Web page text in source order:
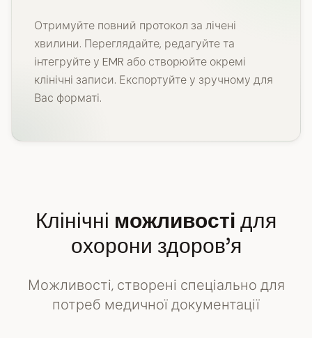
Отримуйте повний протокол за лічені
хвилини. Переглядайте, редагуйте та
інтегруйте у EMR або створюйте окремі
клінічні записи. Експортуйте у зручному для
Вас форматі.
Клінічні можливості для
охорони здоров’я
Можливості, створені спеціально для
потреб медичної документації